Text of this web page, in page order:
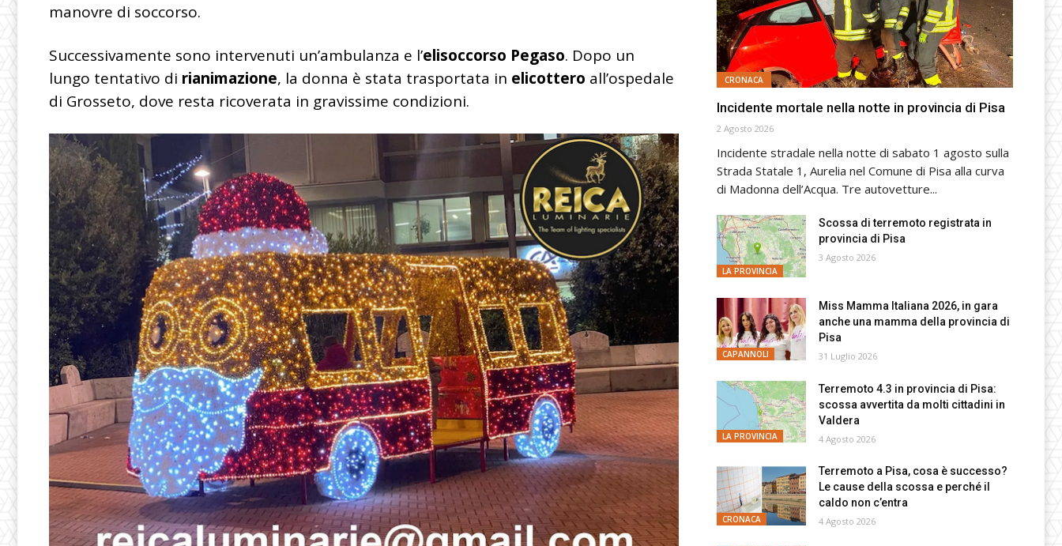
manovre di soccorso.
Successivamente sono intervenuti un’ambulanza e l’elisoccorso Pegaso. Dopo un
lungo tentativo di rianimazione, la donna è stata trasportata in elicottero all’ospedale
di Grosseto, dove resta ricoverata in gravissime condizioni.
CRONACA
Incidente mortale nella notte in provincia di Pisa
2 Agosto 2026
Incidente stradale nella notte di sabato 1 agosto sulla
Strada Statale 1, Aurelia nel Comune di Pisa alla curva
di Madonna dell’Acqua. Tre autovetture...
LA PROVINCIA
Scossa di terremoto registrata in
provincia di Pisa
3 Agosto 2026
CAPANNOLI
Miss Mamma Italiana 2026, in gara
anche una mamma della provincia di
Pisa
31 Luglio 2026
LA PROVINCIA
Terremoto 4.3 in provincia di Pisa:
scossa avvertita da molti cittadini in
Valdera
4 Agosto 2026
CRONACA
Terremoto a Pisa, cosa è successo?
Le cause della scossa e perché il
caldo non c’entra
4 Agosto 2026